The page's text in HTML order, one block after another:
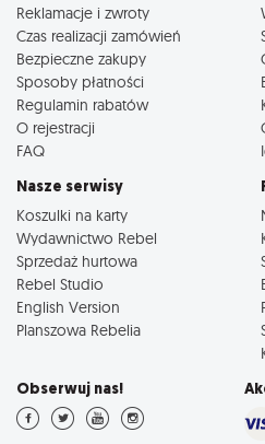
Reklamacje i zwroty
Czas realizacji zamówień
Bezpieczne zakupy
Sposoby płatności
Regulamin rabatów
O rejestracji
FAQ
Nasze serwisy
Koszulki na karty
Wydawnictwo Rebel
Sprzedaż hurtowa
Rebel Studio
English Version
Planszowa Rebelia
Obserwuj nas!